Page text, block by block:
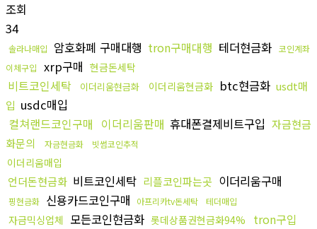
조회
34
솔라나매입 암호화폐 구매대행 tron구매대행 테더현금화 코인계좌
이체구입
xrp구매 현금돈세탁
비트코인세탁 이더리움현금화 이더리움현금화 btc현금화 usdt매
입 usdc매입
컬쳐랜드코인구매 이더리움판매 휴대폰결제비트구입 자금현금
화문의
자금현금화 빗썸코인추적
이더리움매입
언더돈현금화 비트코인세탁 리플코인파는곳 이더리움구매
핑현금화 신용카드코인구매 아프리카tv돈세탁 테더매입
자금믹싱업체 모든코인현금화 롯데상품권현금화94%
tron구입